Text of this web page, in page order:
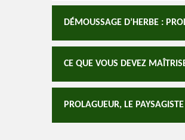
DÉMOUSSAGE D’HERBE :
CE QUE VOUS DEVEZ
PROLAGUEUR, LE